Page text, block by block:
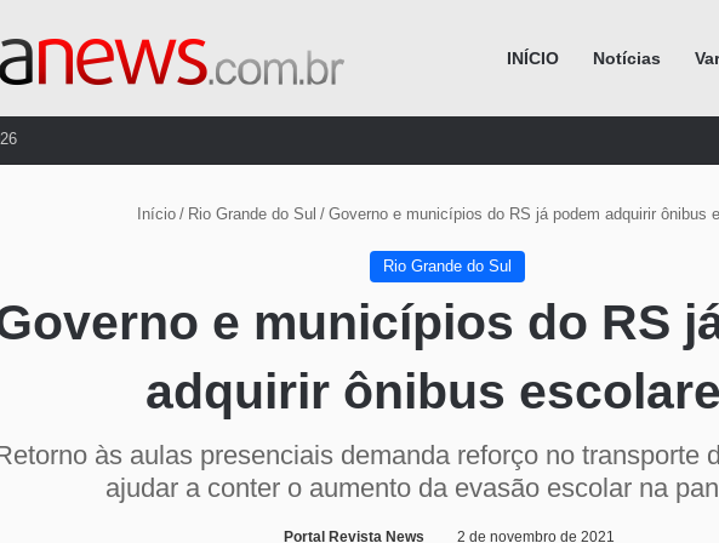
INÍCIO Notícias
Início / Rio Grande do Sul / Governo e municípios do RS já podem adquirir ônibus
Rio Grande do Sul
e municípios do RS
adquirir ônibus
às aulas presenciais demanda reforço no transporte
ajudar a conter o aumento da evasão escolar na
Portal Revista News 2 de novembro de 2021